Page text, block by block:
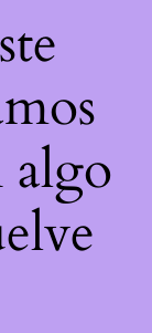
algo